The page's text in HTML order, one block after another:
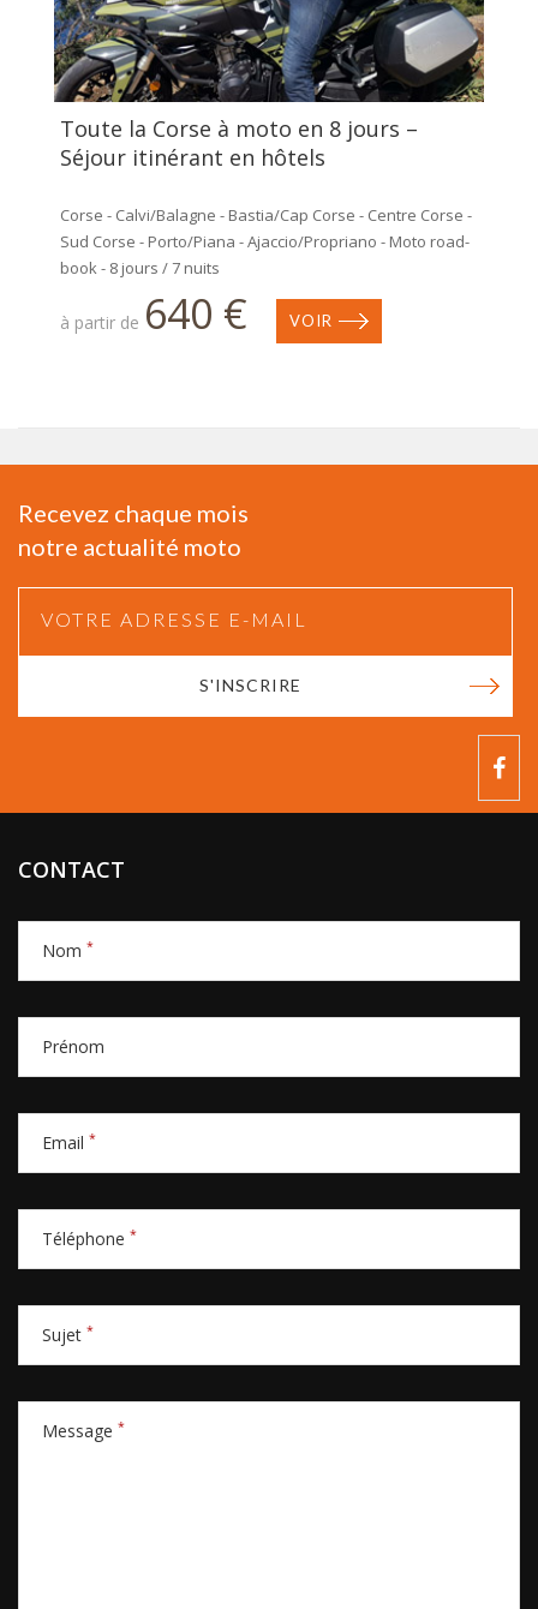
Toute la Corse à moto en 8 jours –
Séjour itinérant en hôtels
Corse - Calvi/Balagne - Bastia/Cap Corse - Centre Corse -
Sud Corse - Porto/Piana - Ajaccio/Propriano - Moto road-
book - 8 jours / 7 nuits
à partir de 640 € VOIR
Recevez chaque mois
notre actualité moto
S'INSCRIRE
CONTACT
Nom *
Prénom
Email *
Téléphone *
Sujet *
Message *